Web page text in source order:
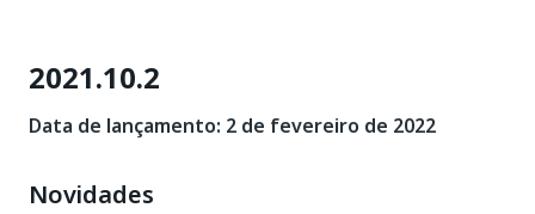
2021.10.2
Data de lançamento: 2 de fevereiro de 2022
Novidades